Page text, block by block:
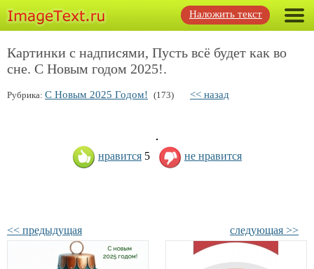
Наложить текст
Картинки с надписями, Пусть всё будет как во
сне. С Новым годом 2025!.
Рубрика: С Новым 2025 Годом! (173) << назад
нравится 5 не нравится
<< предыдущая следующая >>